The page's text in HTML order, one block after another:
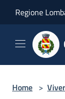
Regione
Home >